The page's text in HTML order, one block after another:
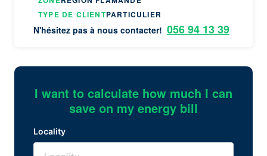
TYPE DE CLIENTPARTICULIER
N'hésitez pas à nous contacter! 056 94 13 39
I want to calculate how much I can
save on my energy bill
Locality